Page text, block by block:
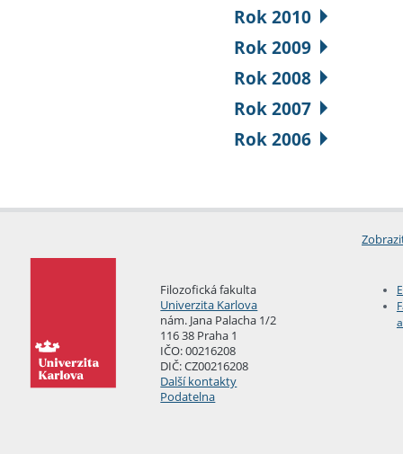
Rok 2010
Rok 2009
Rok 2008
Rok 2007
Rok 2006
Filozofická fakulta
Univerzita Karlova
nám. Jana Palacha 1/2
116 38 Praha 1
IČO: 00216208
DIČ: CZ00216208
Další kontakty
Podatelna